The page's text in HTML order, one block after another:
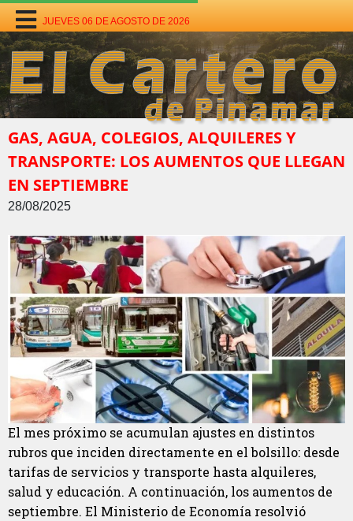
JUEVES 06 DE AGOSTO DE 2026
GAS, AGUA, COLEGIOS, ALQUILERES Y
TRANSPORTE: LOS AUMENTOS QUE LLEGAN
EN SEPTIEMBRE
28/08/2025
El mes próximo se acumulan ajustes en distintos
rubros que inciden directamente en el bolsillo: desde
tarifas de servicios y transporte hasta alquileres,
salud y educación. A continuación, los aumentos de
septiembre. El Ministerio de Economía resolvió